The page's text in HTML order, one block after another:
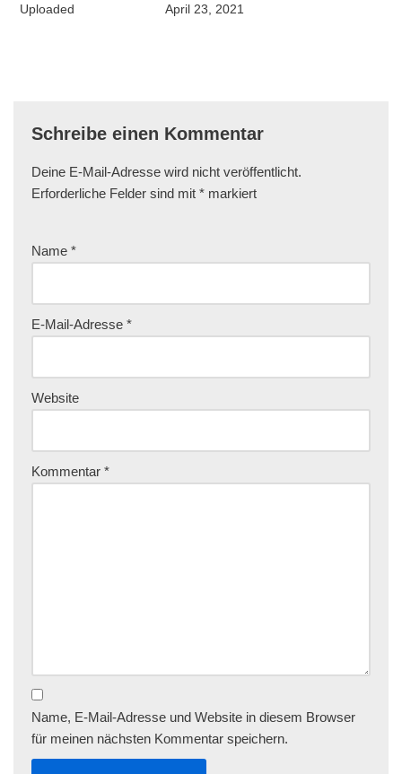
Uploaded
April 23, 2021
Schreibe einen Kommentar
Deine E-Mail-Adresse wird nicht veröffentlicht.
Erforderliche Felder sind mit * markiert
Name *
E-Mail-Adresse *
Website
Kommentar *
Name, E-Mail-Adresse und Website in diesem Browser
für meinen nächsten Kommentar speichern.